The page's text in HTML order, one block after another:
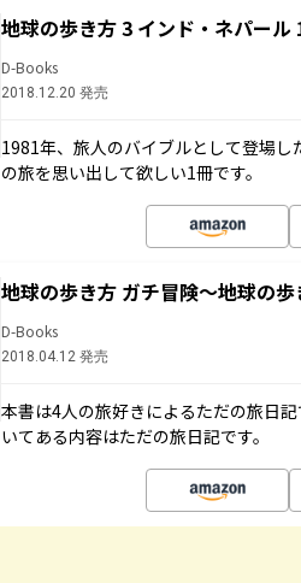
地球の歩き方 3 インド・ネパール
D-Books
2018.12.20 発売
1981年、旅人のバイブルとして登場
の旅を思い出して欲しい1冊です。
地球の歩き方 ガチ冒険～地球の
D-Books
2018.04.12 発売
本書は4人の旅好きによるただの旅日
いてある内容はただの旅日記です。